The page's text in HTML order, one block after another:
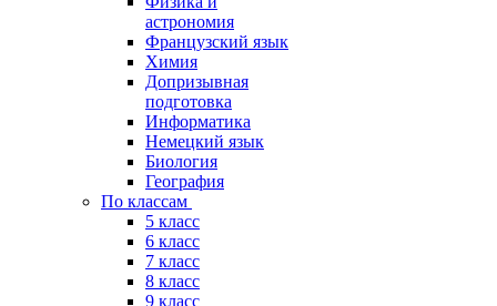
астрономия
Французский язык
Химия
Допризывная
подготовка
Информатика
Немецкий язык
Биология
География
По классам
5 класс
6 класс
7 класс
8 класс
9 класс